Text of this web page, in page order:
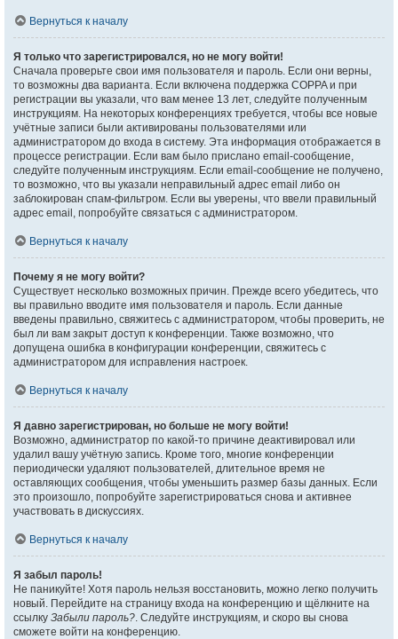
Вернуться к началу
Я только что зарегистрировался, но не могу войти!
Сначала проверьте свои имя пользователя и пароль. Если они верны,
то возможны два варианта. Если включена поддержка COPPA и при
регистрации вы указали, что вам менее 13 лет, следуйте полученным
инструкциям. На некоторых конференциях требуется, чтобы все новые
учётные записи были активированы пользователями или
администратором до входа в систему. Эта информация отображается в
процессе регистрации. Если вам было прислано email-сообщение,
следуйте полученным инструкциям. Если email-сообщение не получено,
то возможно, что вы указали неправильный адрес email либо он
заблокирован спам-фильтром. Если вы уверены, что ввели правильный
адрес email, попробуйте связаться с администратором.
Вернуться к началу
Почему я не могу войти?
Существует несколько возможных причин. Прежде всего убедитесь, что
вы правильно вводите имя пользователя и пароль. Если данные
введены правильно, свяжитесь с администратором, чтобы проверить, не
был ли вам закрыт доступ к конференции. Также возможно, что
допущена ошибка в конфигурации конференции, свяжитесь с
администратором для исправления настроек.
Вернуться к началу
Я давно зарегистрирован, но больше не могу войти!
Возможно, администратор по какой-то причине деактивировал или
удалил вашу учётную запись. Кроме того, многие конференции
периодически удаляют пользователей, длительное время не
оставляющих сообщения, чтобы уменьшить размер базы данных. Если
это произошло, попробуйте зарегистрироваться снова и активнее
участвовать в дискуссиях.
Вернуться к началу
Я забыл пароль!
Не паникуйте! Хотя пароль нельзя восстановить, можно легко получить
новый. Перейдите на страницу входа на конференцию и щёлкните на
ссылку Забыли пароль?. Следуйте инструкциям, и скоро вы снова
сможете войти на конференцию.